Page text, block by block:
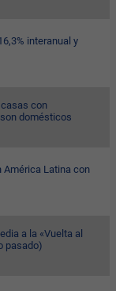
interanual y
con
domésticos
América Latina con
a la «Vuelta al
pasado)